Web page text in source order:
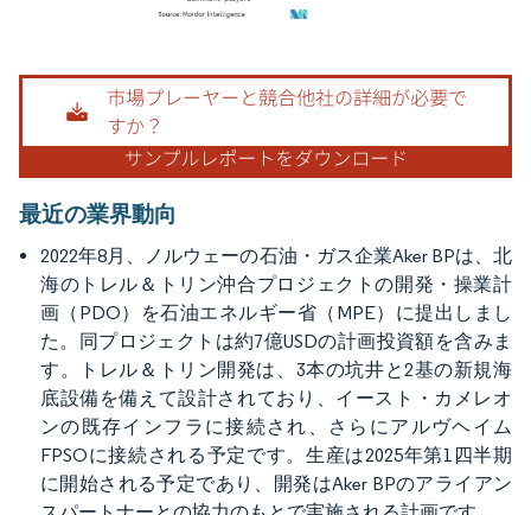
画像 © Mordor Intelligence。再利用にはCC BY 4.0の表示が必要です。
最近の業界動向
2022年8月、ノルウェーの石油・ガス企業Aker BPは、北
海のトレル＆トリン沖合プロジェクトの開発・操業計
画（PDO）を石油エネルギー省（MPE）に提出しまし
た。同プロジェクトは約7億USDの計画投資額を含みま
す。トレル＆トリン開発は、3本の坑井と2基の新規海
底設備を備えて設計されており、イースト・カメレオ
ンの既存インフラに接続され、さらにアルヴヘイム
FPSOに接続される予定です。生産は2025年第1四半期
に開始される予定であり、開発はAker BPのアライアン